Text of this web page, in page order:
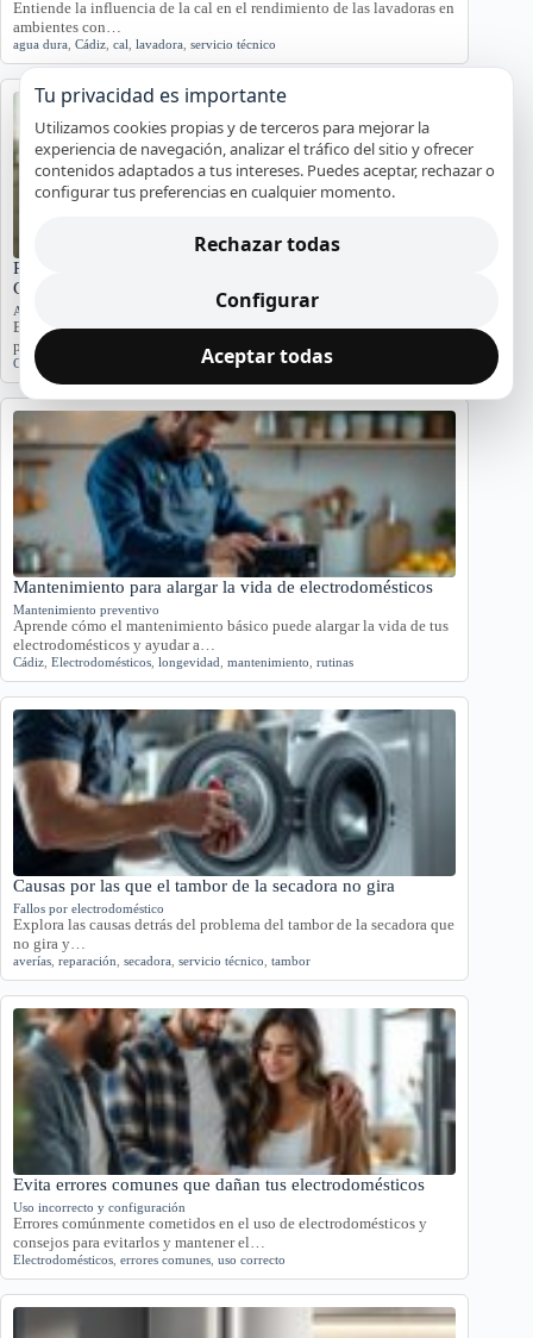
Entiende la influencia de la cal en el rendimiento de las lavadoras en
ambientes con…
agua dura Cádiz cal lavadora servicio técnico
Problemas de Electrodomésticos en Pisos Antiguos de
Cádiz
Averías y orientación en Cádiz
Exploramos los problemas más comunes de electrodomésticos en
pisos antiguos de Cádiz, considerando la humedad…
Cádiz problemas comunes, soluciones
Mantenimiento para alargar la vida de electrodomésticos
Mantenimiento preventivo
Aprende cómo el mantenimiento básico puede alargar la vida de tus
electrodomésticos y ayudar a…
Cádiz Electrodomésticos longevidad mantenimiento rutinas
Causas por las que el tambor de la secadora no gira
Fallos por electrodoméstico
Explora las causas detrás del problema del tambor de la secadora que
no gira y…
averías reparación secadora servicio técnico tambor
Evita errores comunes que dañan tus electrodomésticos
Uso incorrecto y configuración
Errores comúnmente cometidos en el uso de electrodomésticos y
consejos para evitarlos y mantener el…
Electrodomésticos errores comunes uso correcto
Tu privacidad es importante
Utilizamos cookies propias y de terceros para mejorar la
experiencia de navegación, analizar el tráfico del sitio y ofrecer
contenidos adaptados a tus intereses. Puedes aceptar, rechazar o
configurar tus preferencias en cualquier momento.
Rechazar todas
Configurar
Aceptar todas